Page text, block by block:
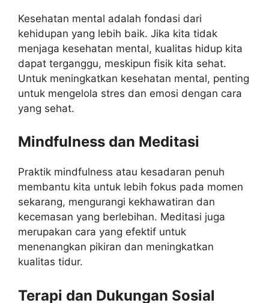
Kesehatan mental adalah fondasi dari
kehidupan yang lebih baik. Jika kita tidak
menjaga kesehatan mental, kualitas hidup kita
dapat terganggu, meskipun fisik kita sehat.
Untuk meningkatkan kesehatan mental, penting
untuk mengelola stres dan emosi dengan cara
yang sehat.
Mindfulness dan Meditasi
Praktik mindfulness atau kesadaran penuh
membantu kita untuk lebih fokus pada momen
sekarang, mengurangi kekhawatiran dan
kecemasan yang berlebihan. Meditasi juga
merupakan cara yang efektif untuk
menenangkan pikiran dan meningkatkan
kualitas tidur.
Terapi dan Dukungan Sosial